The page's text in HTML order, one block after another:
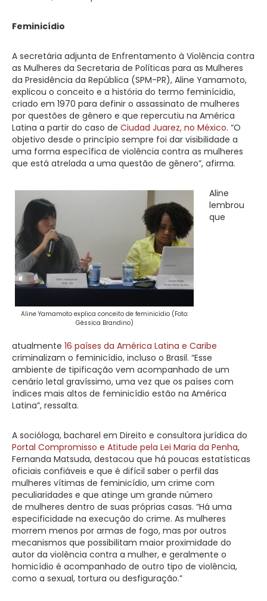
Feminicídio
A secretária adjunta de Enfrentamento à Violência contra
as Mulheres da Secretaria de Políticas para as Mulheres
da Presidência da República (SPM-PR), Aline Yamamoto,
explicou o conceito e a história do termo feminícidio,
criado em 1970 para definir o assassinato de mulheres
por questões de gênero e que repercutiu na América
Latina a partir do caso de Ciudad Juarez, no México. “O
objetivo desde o princípio sempre foi dar visibilidade a
uma forma específica de violência contra as mulheres
que está atrelada a uma questão de gênero”, afirma.
Aline Yamamoto explica conceito de feminicídio (Foto:
Géssica Brandino)
Aline
lembrou
que
atualmente 16 países da América Latina e Caribe
criminalizam o feminicídio, incluso o Brasil. “Esse
ambiente de tipificação vem acompanhado de um
cenário letal gravíssimo, uma vez que os países com
índices mais altos de feminicídio estão na América
Latina”, ressalta.
A socióloga, bacharel em Direito e consultora jurídica do
Portal Compromisso e Atitude pela Lei Maria da Penha,
Fernanda Matsuda, destacou que há poucas estatísticas
oficiais confiáveis e que é difícil saber o perfil das
mulheres vítimas de feminicídio, um crime com
peculiaridades e que atinge um grande número
de mulheres dentro de suas próprias casas. “Há uma
especificidade na execução do crime. As mulheres
morrem menos por armas de fogo, mas por outros
mecanismos que possibilitam maior proximidade do
autor da violência contra a mulher, e geralmente o
homicídio é acompanhado de outro tipo de violência,
como a sexual, tortura ou desfiguração.”